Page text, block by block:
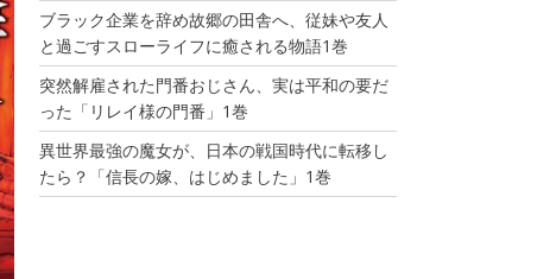
ブラック企業を辞め故郷の田舎へ、従妹や友人
と過ごすスローライフに癒される物語1巻
突然解雇された門番おじさん、実は平和の要だ
った「リレイ様の門番」1巻
異世界最強の魔女が、日本の戦国時代に転移し
たら？「信長の嫁、はじめました」1巻